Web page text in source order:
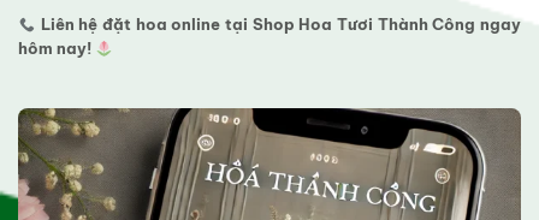
Liên hệ đặt hoa online tại Shop Hoa Tươi Thành Công ngay
hôm nay!